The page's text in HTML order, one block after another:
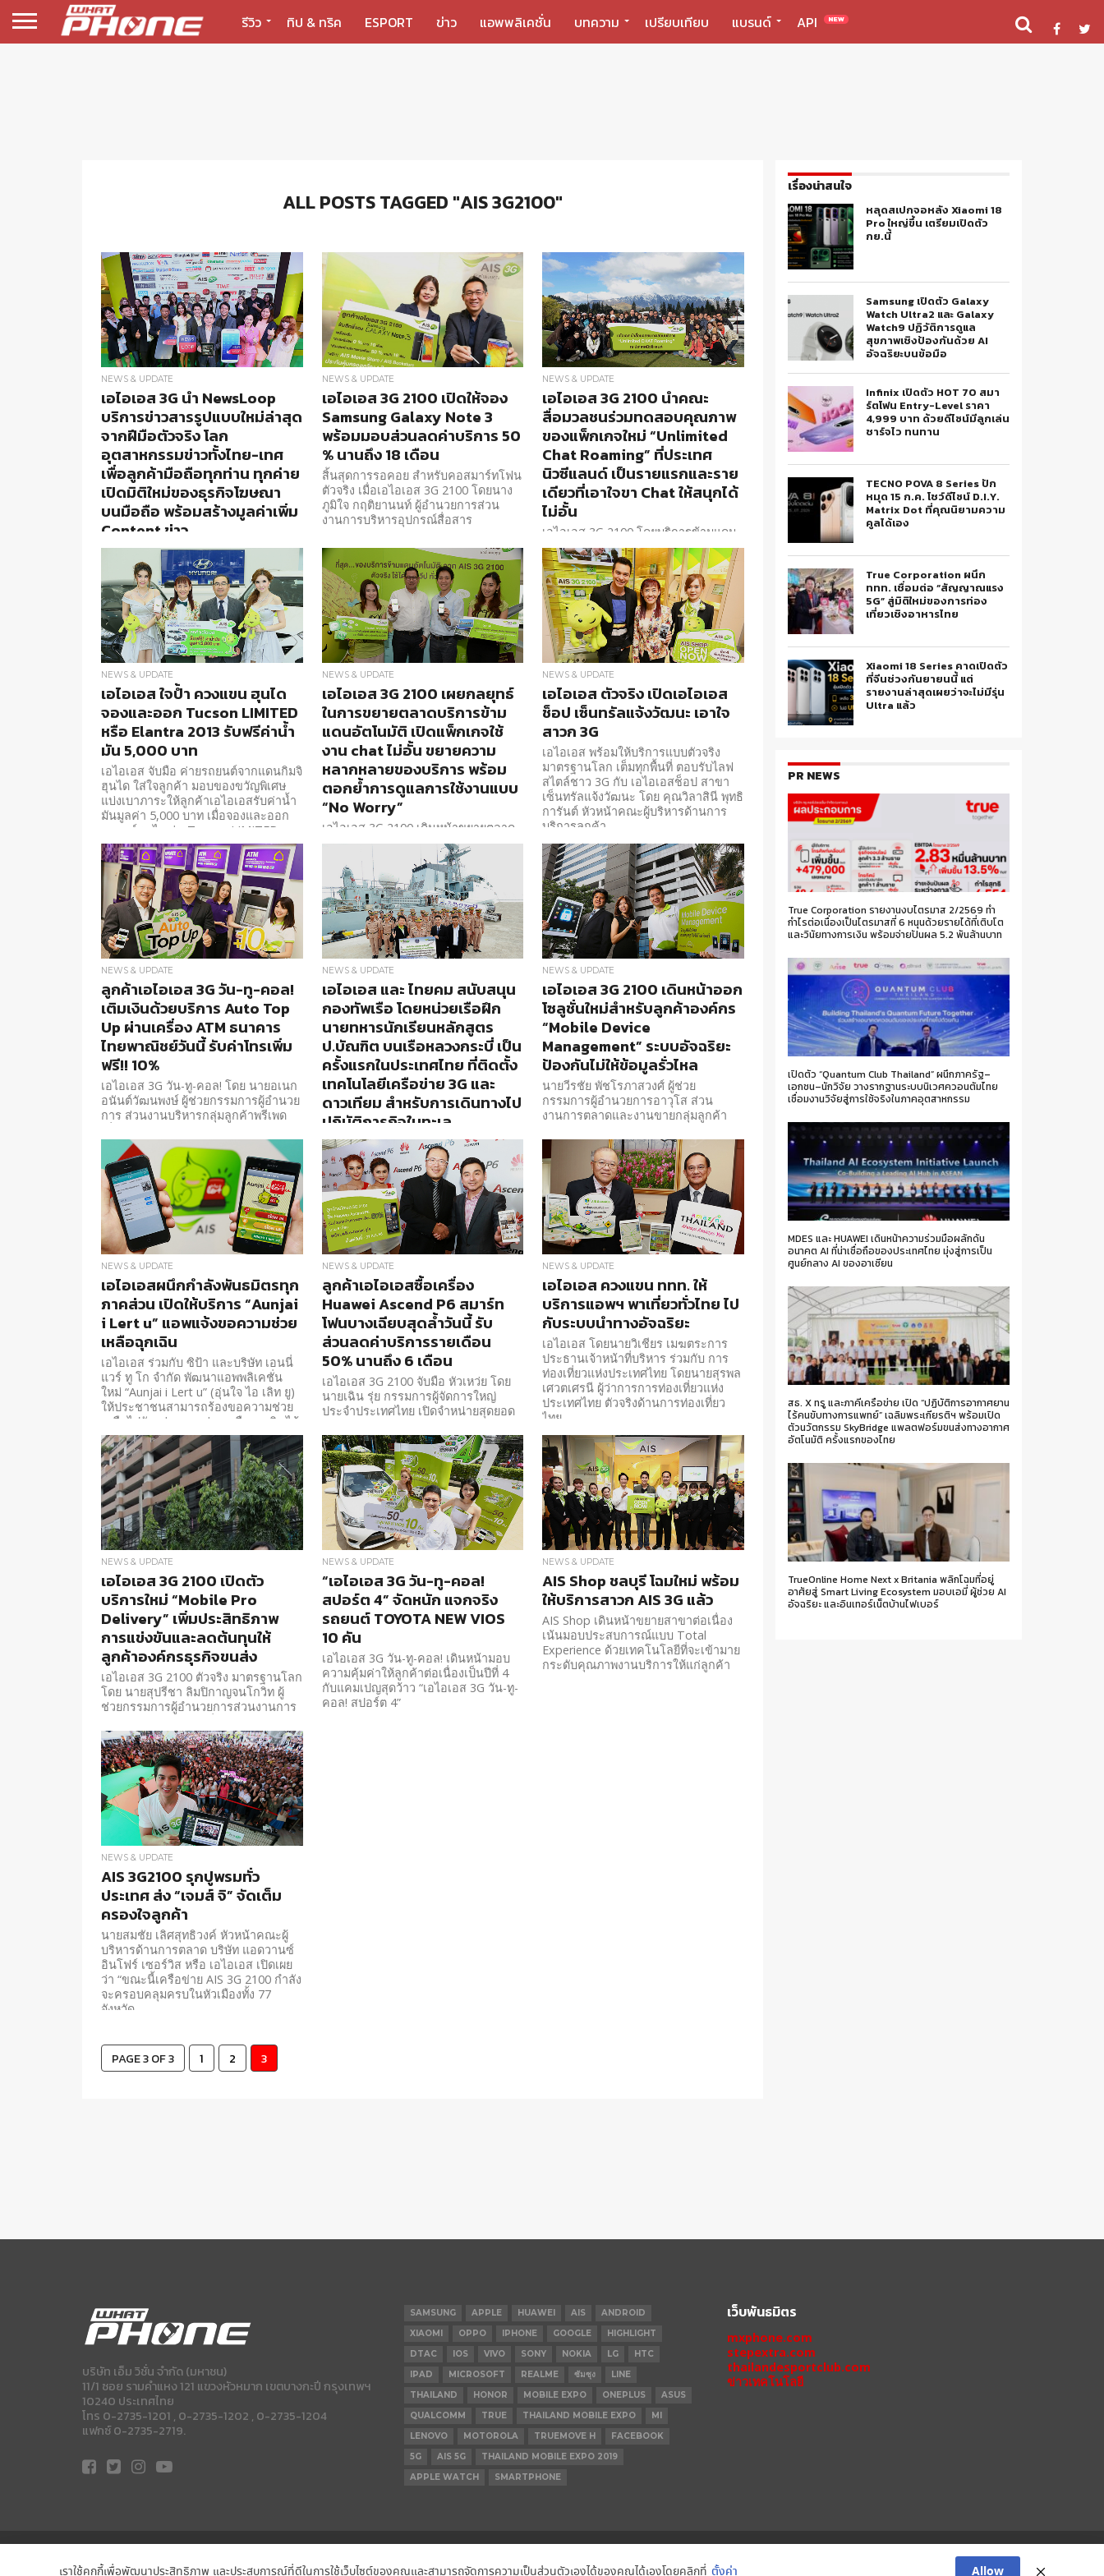
รีวิว ทิป & ทริค ESPORT ข่าว แอพพลิเคชั่น บทความ เปรียบเทียบ แบรนด์ API NEW
ALL POSTS TAGGED "AIS 3G2100"
NEWS & UPDATE
เอไอเอส 3G นำ NewsLoop
บริการข่าวสารรูปแบบใหม่ล่าสุด
จากฝีมือตัวจริง โลก
อุตสาหกรรมข่าวทั้งไทย-เทศ
เพื่อลูกค้ามือถือทุกท่าน ทุกค่าย
เปิดมิติใหม่ของธุรกิจโฆษณา
บนมือถือ พร้อมสร้างมูลค่าเพิ่ม
Content ข่าว
เอไอเอส 3G เดินหน้าไปอีกขั้น กับ
NewsLoop บริการข้อมูลข่าวสารรูป
แบบใหม่ล่าสุด ง่าย สะดวก ใน App
เดียว ให้ลูกค้ามือถือทุกท่าน ทุกค่าย ได้
ติดตามข่าวสาร ข้อมูล Lifestyle
NEWS & UPDATE
เอไอเอส 3G 2100 เปิดให้จอง
Samsung Galaxy Note 3
พร้อมมอบส่วนลดค่าบริการ 50
% นานถึง 18 เดือน
สิ้นสุดการรอคอย สำหรับคอสมาร์ทโฟน
ตัวจริง เมื่อเอ​ไอ​เอส 3G 2100 ​โดยนาง
ภูมิใจ กฤติยานนท์ ผู้อำนวยการส่วน
งานการบริหารอุปกรณ์สื่อสาร
NEWS & UPDATE
เอไอเอส 3G 2100 นำคณะ
สื่อมวลชนร่วมทดสอบคุณภาพ
ของแพ็กเกจใหม่ “Unlimited
Chat Roaming” ที่ประเทศ
นิวซีแลนด์ เป็นรายแรกและราย
เดียวที่เอาใจขา Chat ให้สนุกได้
ไม่อั้น
เอไอเอส 3G 2100 โดยบริการข้ามแดน
อัตโนมัติ เดินหน้าขยายตลาดอย่างต่อ
เนื่อง ล่าสุดเป็นรายแรกและรายเดียวที่
เอาใจขาแชทให้สนุกและคุ้มค่ากว่าใคร
ด้วยแพ็กเกจ “Unlimited CHAT
Roaming”
NEWS & UPDATE
เอไอเอส ใจป้ำ ควงแขน ฮุนได
จองและออก Tucson LIMITED
หรือ Elantra 2013 รับฟรีค่าน้ำ
มัน 5,000 บาท
เอไอเอส จับมือ ค่ายรถยนต์จากแดนกิมจิ
ฮุนได ใส่ใจลูกค้า มอบของขวัญพิเศษ
แบ่งเบาภาระให้ลูกค้าเอไอเอสรับค่าน้ำ
มันมูลค่า 5,000 บาท เมื่อจองและออก
รถยนต์ฮุนได รุ่น Tucson LIMITED
NEWS & UPDATE
เอไอเอส 3G 2100 เผยกลยุทธ์
ในการขยายตลาดบริการข้าม
แดนอัตโนมัติ เปิดแพ็กเกจใช้
งาน chat ไม่อั้น ขยายความ
หลากหลายของบริการ พร้อม
ตอกย้ำการดูแลการใช้งานแบบ
“No Worry”
เอไอเอส 3G 2100 เดินหน้าขยายตลาด
บริการข้ามแดนอัตโนมัติ ด้วยกลยุทธ์ที่
เน้นการพัฒนาใน 3 แกนหลัก ทั้ง (1)
ความสะดวกสบายและความง่าย ด้วย
AIS Roaming App และ One Zone One
Rate,
NEWS & UPDATE
เอไอเอส ตัวจริง เปิดเอไอเอส
ช็อป เซ็นทรัลแจ้งวัฒนะ เอาใจ
สาวก 3G
เอไอเอส พร้อมให้บริการแบบตัวจริง
มาตรฐานโลก เต็มทุกพื้นที่ ตอบรับไลฟ
สไตล์ชาว 3G กับ เอไอเอสช็อป สาขา
เซ็นทรัลแจ้งวัฒนะ โดย คุณวิลาสินี พุทธิ
การันต์ หัวหน้าคณะผู้บริหารด้านการ
บริการลูกค้า
NEWS & UPDATE
ลูกค้าเอไอเอส 3G วัน-ทู-คอล!
เติมเงินด้วยบริการ Auto Top
Up ผ่านเครื่อง ATM ธนาคาร
ไทยพาณิชย์วันนี้ รับค่าโทรเพิ่ม
ฟรี!! 10%
เอไอเอส 3G วัน-ทู-คอล! โดย นายอเนก
อนันต์วัฒนพงษ์ ผู้ช่วยกรรมการผู้อำนวย
การ ส่วนงานบริหารกลุ่มลูกค้าพรีเพด
ผ่านบัญชีธนาคารให้แก่ลูกค้ามาอย่าง
ต่อเนื่อง
NEWS & UPDATE
เอไอเอส และ ไทยคม สนับสนุน
กองทัพเรือ โดยหน่วยเรือฝึก
นายทหารนักเรียนหลักสูตร
ป.บัณฑิต บนเรือหลวงกระบี่ เป็น
ครั้งแรกในประเทศไทย ที่ติดตั้ง
เทคโนโลยีเครือข่าย 3G และ
ดาวเทียม สำหรับการเดินทางไป
ปฏิบัติภารกิจในทะเล
เอไอเอส และ ไทยคม สนับสนุน
เทคโนโลยีเครือข่าย 3Gและดาวเทียม
เป็นครั้งแรกของประเทศไทยที่มีการนำ
นวัตกรรมเทคโนโลยีการสื่อสารผ่าน
เครือข่าย3G ด้วยระบบดาวเทียมไทยคม
NEWS & UPDATE
เอไอเอส 3G 2100 เดินหน้าออก
โซลูชั่นใหม่สำหรับลูกค้าองค์กร
“Mobile Device
Management” ระบบอัจฉริยะ
ป้องกันไม่ให้ข้อมูลรั่วไหล
นายวีรชัย พัชโรภาสวงศ์ ผู้ช่วย
กรรมการผู้อำนวยการอาวุโส ส่วน
งานการตลาดและงานขายกลุ่มลูกค้า
จากการพัฒนาต่อยอดโซลูชั่นเดิมเพื่อ
เติมเต็มความต้องการของลูกค้าธุรกิจ
องค์กร
NEWS & UPDATE
เอไอเอสผนึกกำลังพันธมิตรทุก
ภาคส่วน เปิดให้บริการ “Aunjai
i Lert u” แอพแจ้งขอความช่วย
เหลือฉุกเฉิน
เอไอเอส ร่วมกับ ซิป้า และบริษัท เอนนี่
แวร์ ทู โก จำกัด พัฒนาแอพพลิเคชั่น
ใหม่ “Aunjai i Lert u” (อุ่นใจ ไอ เลิท ยู)
ให้ประชาชนสามารถร้องขอความช่วย
เหลือไปยังหน่วยงานช่วยเหลือฉุกเฉินได้
โดยตรง
NEWS & UPDATE
ลูกค้าเอไอเอสซื้อเครื่อง
Huawei Ascend P6 สมาร์ท
โฟนบางเฉียบสุดล้ำวันนี้ รับ
ส่วนลดค่าบริการรายเดือน
50% นานถึง 6 เดือน
เอไอเอส 3G 2100 จับมือ หัวเหว่ย โดย
นายเฉิน รุ่ย กรรมการผู้จัดการใหญ่
ประจำประเทศไทย เปิดจำหน่ายสุดยอด
“Huawei Ascend P6”
NEWS & UPDATE
เอไอเอส ควงแขน ททท. ให้
บริการแอพฯ พาเที่ยวทั่วไทย ไป
กับระบบนำทางอัจฉริยะ
เอไอเอส โดยนายวิเชียร เมฆตระการ
ประธานเจ้าหน้าที่บริหาร ร่วมกับ การ
ท่องเที่ยวแห่งประเทศไทย โดยนายสุรพล
เศวตเศรนี ผู้ว่าการการท่องเที่ยวแห่ง
ประเทศไทย ตัวจริงด้านการท่องเที่ยว
ไทย
NEWS & UPDATE
เอไอเอส 3G 2100 เปิดตัว
บริการใหม่ “Mobile Pro
Delivery” เพิ่มประสิทธิภาพ
การแข่งขันและลดต้นทุนให้
ลูกค้าองค์กรธุรกิจขนส่ง
เอไอเอส 3G 2100 ตัวจริง มาตรฐานโลก
โดย นายสุปรีชา ลิมปิกาญจนโกวิท ผู้
ช่วยกรรมการผู้อำนวยการส่วนงานการ
องค์กร เปิดตัวโซลูชั่นใหม่ล่าสุด
“Mobile Pro Delivery”
NEWS & UPDATE
“เอไอเอส 3G วัน-ทู-คอล!
สปอร์ต 4” จัดหนัก แจกจริง
รถยนต์ TOYOTA NEW VIOS
10 คัน
เอไอเอส 3G วัน-ทู-คอล! เดินหน้ามอบ
ความคุ้มค่าให้ลูกค้าต่อเนื่องเป็นปีที่ 4
กับแคมเปญสุดว้าว “เอไอเอส 3G วัน-ทู-
คอล! สปอร์ต 4”
NEWS & UPDATE
AIS Shop ชลบุรี โฉมใหม่ พร้อม
ให้บริการสาวก AIS 3G แล้ว
AIS Shop เดินหน้าขยายสาขาต่อเนื่อง
เน้นมอบประสบการณ์แบบ Total
Experience ด้วยเทคโนโลยีที่จะเข้ามาย
กระดับคุณภาพงานบริการให้แก่ลูกค้า
NEWS & UPDATE
AIS 3G2100 รุกปูพรมทั่ว
ประเทศ ส่ง “เจมส์ จิ” จัดเต็ม
ครองใจลูกค้า
นายสมชัย เลิศสุทธิวงค์ หัวหน้าคณะผู้
บริหารด้านการตลาด บริษัท แอดวานซ์
อินโฟร์ เซอร์วิส หรือ เอไอเอส เปิดเผย
ว่า “ขณะนี้เครือข่าย AIS 3G 2100 กำลัง
จะครอบคลุมครบในหัวเมืองทั้ง 77
จังหวัด
PAGE 3 OF 3 1 2 3
เรื่องน่าสนใจ
หลุดสเปกจอหลัง Xiaomi 18
Pro ใหญ่ขึ้น เตรียมเปิดตัว
กย.นี้
Samsung เปิดตัว Galaxy
Watch Ultra2 และ Galaxy
Watch9 ปฏิวัติการดูแล
สุขภาพเชิงป้องกันด้วย AI
อัจฉริยะบนข้อมือ
Infinix เปิดตัว HOT 70 สมา
ร์ตโฟน Entry-Level ราคา
4,999 บาท ด้วยดีไซน์มีลูกเล่น
ชาร์จไว ทนทาน
TECNO POVA 8 Series ปัก
หมุด 15 ก.ค. โชว์ดีไซน์ D.I.Y.
Matrix Dot ที่คุณนิยามความ
คูลได้เอง
True Corporation ผนึก
ททท. เชื่อมต่อ “สัญญาณแรง
5G” สู่มิติใหม่ของการท่อง
เที่ยวเชิงอาหารไทย
Xiaomi 18 Series คาดเปิดตัว
ที่จีนช่วงกันยายนนี้ แต่
รายงานล่าสุดเผยว่าจะไม่มีรุ่น
Ultra แล้ว
PR NEWS
True Corporation รายงานงบไตรมาส 2/2569 ทำ
กำไรต่อเนื่องเป็นไตรมาสที่ 6 หนุนด้วยรายได้ที่เติบโต
และวินัยทางการเงิน พร้อมจ่ายปันผล 5.2 พันล้านบาท
เปิดตัว “Quantum Club Thailand” ผนึกภาครัฐ–
เอกชน–นักวิจัย วางรากฐานระบบนิเวศควอนตัมไทย
เชื่อมงานวิจัยสู่การใช้จริงในภาคอุตสาหกรรม
MDES และ HUAWEI เดินหน้าความร่วมมือผลักดัน
อนาคต AI ที่น่าเชื่อถือของประเทศไทย มุ่งสู่การเป็น
ศูนย์กลาง AI ของอาเซียน
สธ. X ทรู และภาคีเครือข่าย เปิด “ปฏิบัติการอากาศยาน
ไร้คนขับทางการแพทย์” เฉลิมพระเกียรติฯ พร้อมเปิด
ตัวนวัตกรรม SkyBridge แพลตฟอร์มขนส่งทางอากาศ
อัตโนมัติ ครั้งแรกของไทย
TrueOnline Home Next x Britania พลิกโฉมที่อยู่
อาศัยสู่ Smart Living Ecosystem มอบเอมี่ ผู้ช่วย AI
อัจฉริยะ และอินเทอร์เน็ตบ้านไฟเบอร์
บริษัท เอ็ม วิชั่น จำกัด (มหาชน)
11/1 ซอย รามคำแหง 121 แขวงหัวหมาก เขตบางกะปี กรุงเทพฯ
10240 ประเทศไทย
โทร 0-2735-1201 , 0-2735-1202 , 0-2735-1204
แฟกซ์ 0-2735-2719.
SAMSUNG APPLE HUAWEI AIS
ANDROID
XIAOMI
OPPO IPHONE GOOGLE
HIGHLIGHT
DTAC
IOS VIVO SONY NOKIA LG
HTC
IPAD
MICROSOFT REALME ซัมซุง
LINE
THAILAND
HONOR MOBILE EXPO ONEPLUS
ASUS
QUALCOMM
TRUE THAILAND MOBILE EXPO
MI
LENOVO
MOTOROLA TRUEMOVE H
FACEBOOK
5G
AIS 5G
THAILAND MOBILE EXPO 2019
APPLE WATCH
SMARTPHONE
เว็บพันธมิตร
mxphone.com
stepextra.com
thailandesportclub.com
ข่าวเทคโนโลยี
HONOR
เราใช้คุกกี้เพื่อพัฒนาประสิทธิภาพ และประสบการณ์ที่ดีในการใช้เว็บไซต์ของคุณและสามารถจัดการความเป็นส่วนตัวเองได้ของคุณได้เองโดยคลิกที่ ตั้งค่า Allow